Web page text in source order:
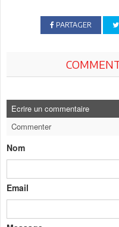
PARTAGER
Ecrire un commentaire
Commenter
Nom
Email